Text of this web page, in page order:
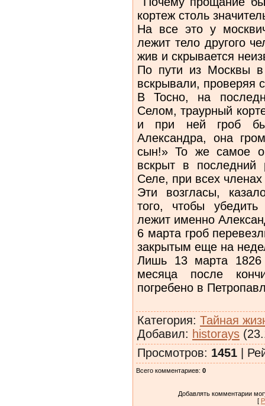
кортеж столь
На все это у
лежит тело другого
жив и скрывается
По пути из Москвы в
вскрывали, проверяя
В Тосно, на
Селом, траурный
и при ней гроб
Александра, она
сын!» То же самое
вскрыт в
Селе, при всех
Эти возгласы,
того, чтобы
лежит именно
6 марта гроб
закрытым еще на
Лишь 13 марта 1826
месяца после
погребено в
Категория: Тайная
Добавил: historays
Просмотров: 1451 |
Всего комментариев: 0
Добавлять комментарии
[